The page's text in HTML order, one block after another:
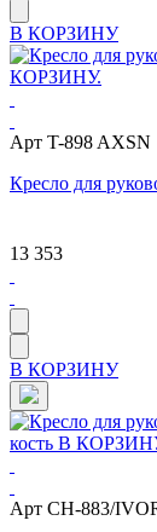
В КОРЗИНУ
Арт T-898 AXSN
Кресло для
13 353
В КОРЗИНУ
Арт CH-883/